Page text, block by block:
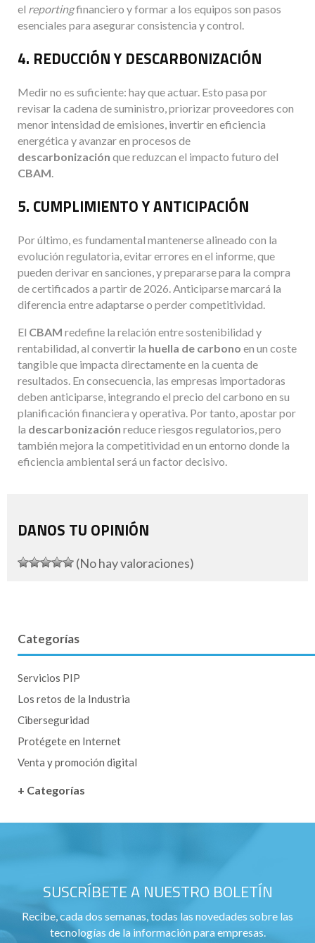
el reportingfinanciero y formar a los equipos son pasos
esenciales para asegurar consistencia y control.
4. REDUCCIÓN Y DESCARBONIZACIÓN
Medir no es suficiente: hay que actuar. Esto pasa por
revisar la cadena de suministro, priorizar proveedores con
menor intensidad de emisiones, invertir en eficiencia
energética y avanzar en procesos de
descarbonización que reduzcan el impacto futuro del
CBAM.
5. CUMPLIMIENTO Y ANTICIPACIÓN
Por último, es fundamental mantenerse alineado con la
evolución regulatoria, evitar errores en el informe, que
pueden derivar en sanciones, y prepararse para la compra
de certificados a partir de 2026. Anticiparse marcará la
diferencia entre adaptarse o perder competitividad.
El CBAM redefine la relación entre sostenibilidad y
rentabilidad, al convertir la huella de carbono en un coste
tangible que impacta directamente en la cuenta de
resultados. En consecuencia, las empresas importadoras
deben anticiparse, integrando el precio del carbono en su
planificación financiera y operativa. Por tanto, apostar por
la descarbonización reduce riesgos regulatorios, pero
también mejora la competitividad en un entorno donde la
eficiencia ambiental será un factor decisivo.
DANOS TU OPINIÓN
(No hay valoraciones)
Categorías
Servicios PIP
Los retos de la Industria
Ciberseguridad
Protégete en Internet
Venta y promoción digital
+ Categorías
SUSCRÍBETE A NUESTRO BOLETÍN
Recibe, cada dos semanas, todas las novedades sobre las
tecnologías de la información para empresas.